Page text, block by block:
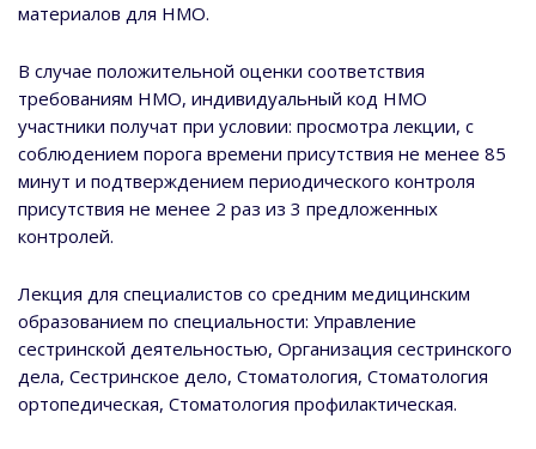
материалов для НМО.
В случае положительной оценки соответствия
требованиям НМО, индивидуальный код НМО
участники получат при условии: просмотра лекции, с
соблюдением порога времени присутствия не менее 85
минут и подтверждением периодического контроля
присутствия не менее 2 раз из 3 предложенных
контролей.
Лекция для специалистов со средним медицинским
образованием по специальности: Управление
сестринской деятельностью, Организация сестринского
дела, Сестринское дело, Стоматология, Стоматология
ортопедическая, Стоматология профилактическая.